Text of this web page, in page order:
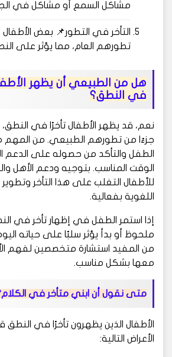
مشاكل السمع أو مشاكل في
التأخر في التطور📌 بعض
تطورهم العام، مما يؤثر على
هل من الطبيعي أن يظهر
في النطق؟
نعم، قد يظهر الأطفال تأخرًا في
جزءًا من تطورهم الطبيعي. من المهم
الطفل والتأكد من حصوله على الدعم
الوقت المناسب. بتوجيه ودعم الأهل
للأطفال التغلب على هذا التأخر
اللغوية بفعالية.
إذا استمر الطفل في إظهار تأخر في
ملحوظ أو بدأ يؤثر سلبًا على حياته
من المفيد استشارة متخصصين لفهم
معها بشكل مناسب.
متى نقول أن ابني متأخر في
الأطفال الذين يظهرون تأخرًا في
الأعراض التالية: